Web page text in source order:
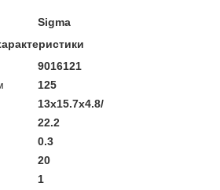
Sigma
9016121
125
13x15.7x4.8/
22.2
0.3
20
1